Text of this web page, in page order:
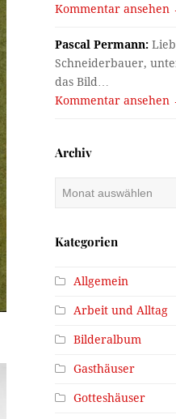
Kommentar ansehen
Pascal Permann:
Schneiderbauer,
das Bild…
Kommentar ansehen
Archiv
Kategorien
Allgemein
Arbeit und Alltag
Bilderalbum
Gasthäuser
Gotteshäuser